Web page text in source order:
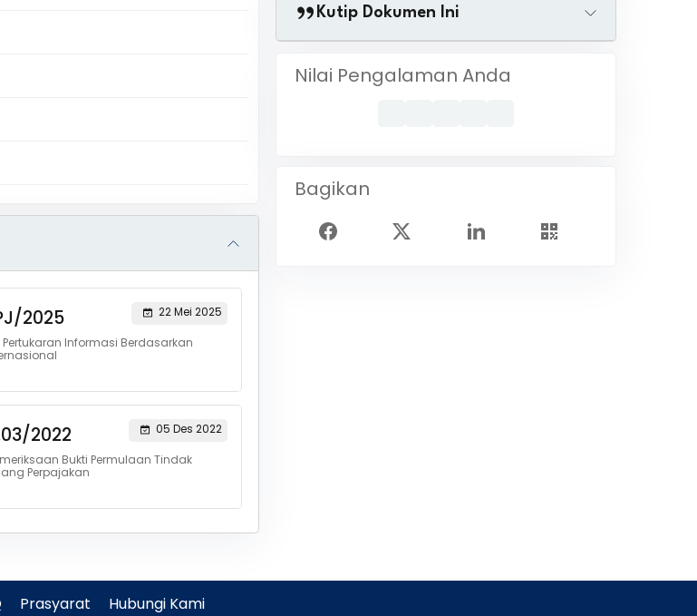
2025
22 Mei 2025
Informasi Berdasarkan
2022
05 Des 2022
Bukti Permulaan Tindak
Perpajakan
Kutip Dokumen Ini
Nilai Pengalaman Anda
Bagikan
Prasyarat Hubungi Kami